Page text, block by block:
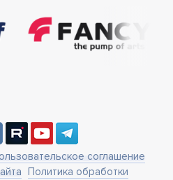
соглашение
Политика обработки